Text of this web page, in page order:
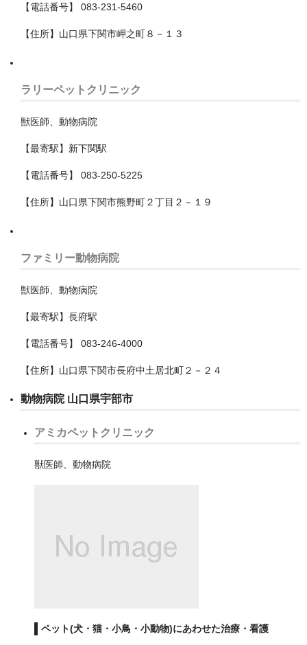
東松山市
比企郡小川町
比企郡鳩山町
深谷市
熊谷市
狭山市
白岡市
草加市
行田市
【電話番号】 083-231-5460
【住所】山口県下関市岬之町８－１３
ラリーペットクリニック
獣医師、動物病院
【最寄駅】新下関駅
【電話番号】 083-250-5225
【住所】山口県下関市熊野町２丁目２－１９
ファミリー動物病院
獣医師、動物病院
【最寄駅】長府駅
【電話番号】 083-246-4000
【住所】山口県下関市長府中土居北町２－２４
動物病院 山口県宇部市
アミカペットクリニック
獣医師、動物病院
ペット(犬・猫・小鳥・小動物)にあわせた治療・看護